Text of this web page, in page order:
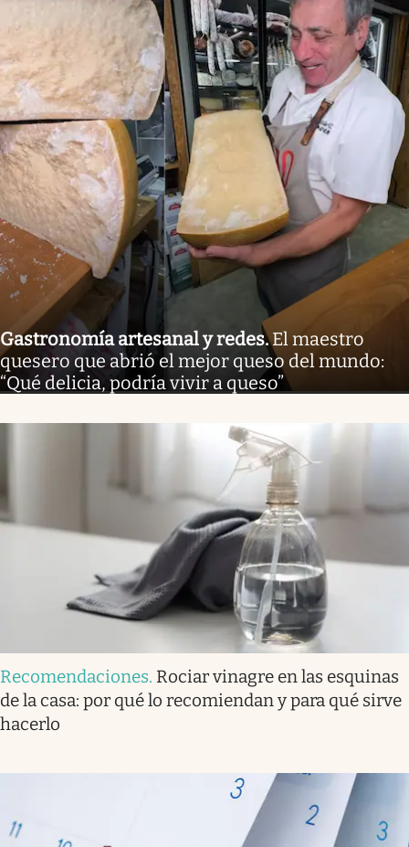
Gastronomía artesanal y redes.El maestro
quesero que abrió el mejor queso del mundo:
“Qué delicia, podría vivir a queso”
Recomendaciones. Rociar vinagre en las esquinas
de la casa: por qué lo recomiendan y para qué sirve
hacerlo